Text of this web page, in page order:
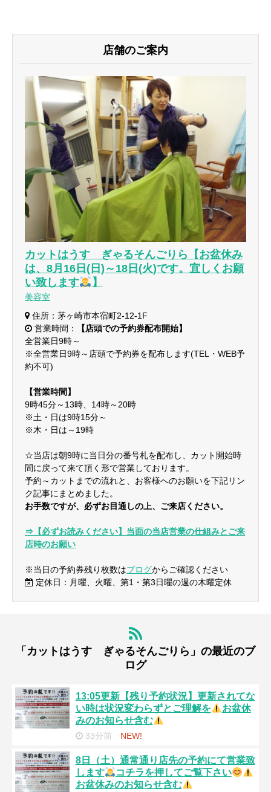
店舗のご案内
カットはうす ぎゃるそんごりら【お盆休み
は、8月16日(日)～18日(火)です。宜しくお願
い致します
】
美容室
住所：茅ヶ崎市本宿町2-12-1F
営業時間：
【店頭での予約券配布開始】
全営業日9時～
※全営業日9時～店頭で予約券を配布します(TEL・WEB予
約不可)
【営業時間】
9時45分～13時、14時～20時
※土・日は9時15分～
※木・日は～19時
☆当店は朝9時に当日分の番号札を配布し、カット開始時
間に戻って来て頂く形で営業しております。
予約～カットまでの流れと、お客様へのお願いを下記リン
ク記事にまとめました。
お手数ですが、必ずお目通しの上、ご来店ください。
⇒【必ずお読みください】当面の当店営業の仕組みとご来
店時のお願い
※当日の予約券残り枚数はブログからご確認ください
定休日：月曜、火曜、第1・第3日曜の週の木曜定休
「カットはうす ぎゃるそんごりら」の最近のブ
ログ
13:05更新【残り予約状況】更新されてな
い時は状況変わらずとご理解を
お盆休
みのお知らせ含む
33分前 NEW!
8日（土）通常通り店先の予約にて営業致
します
コチラを押してご覧下さい
お盆休みのお知らせ含む